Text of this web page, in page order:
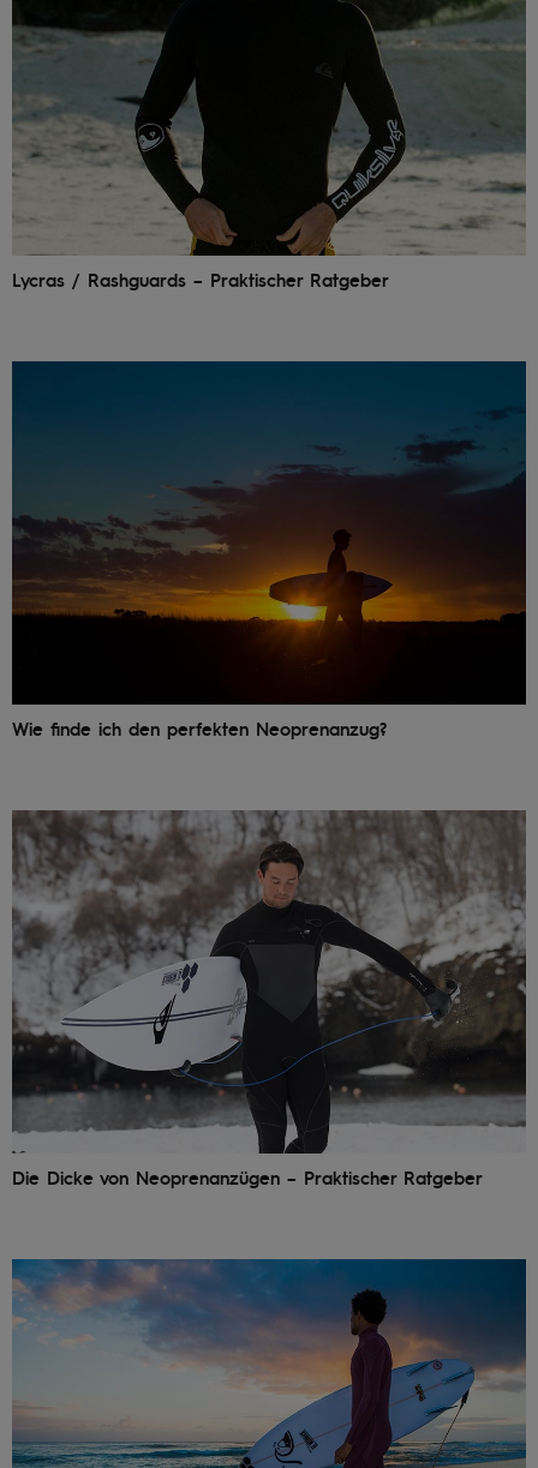
Kontaktformular.
Lycras / Rashguards – Praktischer Ratgeber
Wie finde ich den perfekten Neoprenanzug?
Die Dicke von Neoprenanzügen – Praktischer Ratgeber